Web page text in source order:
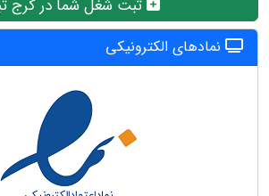
ثبت شغل شما در کرج
نمادهای الکترونیکی